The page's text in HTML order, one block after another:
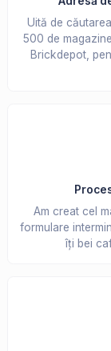
Uită de
500 de
Brickdepot,
Am creat cel
formulare
îți bei